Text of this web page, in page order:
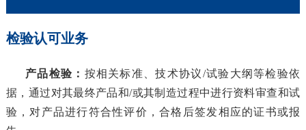
检验认可业务
产品检验 ： 按相关标准、技术协议/试验大纲等检验依
据，通过对其最终产品和/或其制造过程中进行资料审查和试
验，对产品进行符合性评价，合格后签发相应的证书或报